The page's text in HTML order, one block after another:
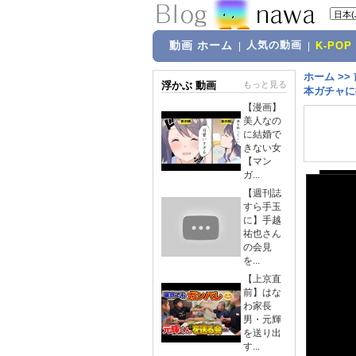
動画 ホーム 人気の動画 K-POP
浮かぶ 動画 もっと見る
【漫画】
美人なの
に結婚で
きない女
【マン
ガ...
【週刊誌
すら手玉
に】手越
祐也さん
の会見
を...
【上京直
前】はな
わ家長
男・元輝
を送り出
す...
ホーム >>
本ガチャ